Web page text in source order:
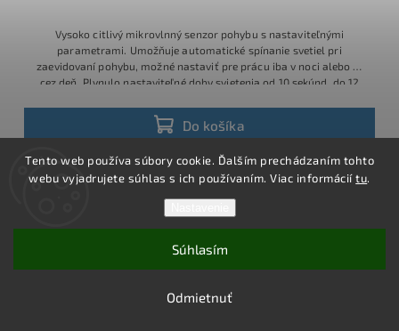
Tento web používa súbory cookie. Ďalším prechádzaním tohto
webu vyjadrujete súhlas s ich používaním. Viac informáciítu.
Odmietnuť
Súhlasím
Do košíka
Vysoko citlivý mikrovlnný senzor pohybu s nastaviteľnými
parametrami. Umožňuje automatické spínanie svetiel pri
zaevidovaní pohybu, možné nastaviť pre prácu iba v noci alebo aj
cez deň. Plynulo nastaviteľné doby svietenia od 10 sekúnd, do 12
3 roky